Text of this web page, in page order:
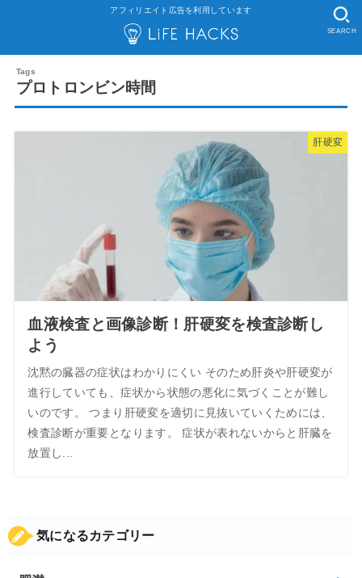
アフィリエイト広告を利用しています
SEARCH
プロトロンビン時間
肝硬変
血液検査と画像診断！肝硬変を検査診断し
よう
沈黙の臓器の症状はわかりにくい そのため肝炎や肝硬変が
進行していても、症状から状態の悪化に気づくことが難し
いのです。 つまり肝硬変を適切に見抜いていくためには、
検査診断が重要となります。 症状が表れないからと肝臓を
放置し...
気になるカテゴリー